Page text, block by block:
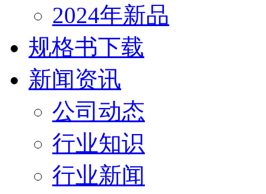
2024年新品
规格书下载
新闻资讯
公司动态
行业知识
行业新闻